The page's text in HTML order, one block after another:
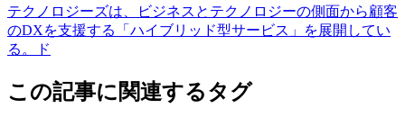
テクノロジーズは、ビジネスとテクノロジーの側面から顧客
のDXを支援する「ハイブリッド型サービス」を展開してい
る。ド
この記事に関連するタグ